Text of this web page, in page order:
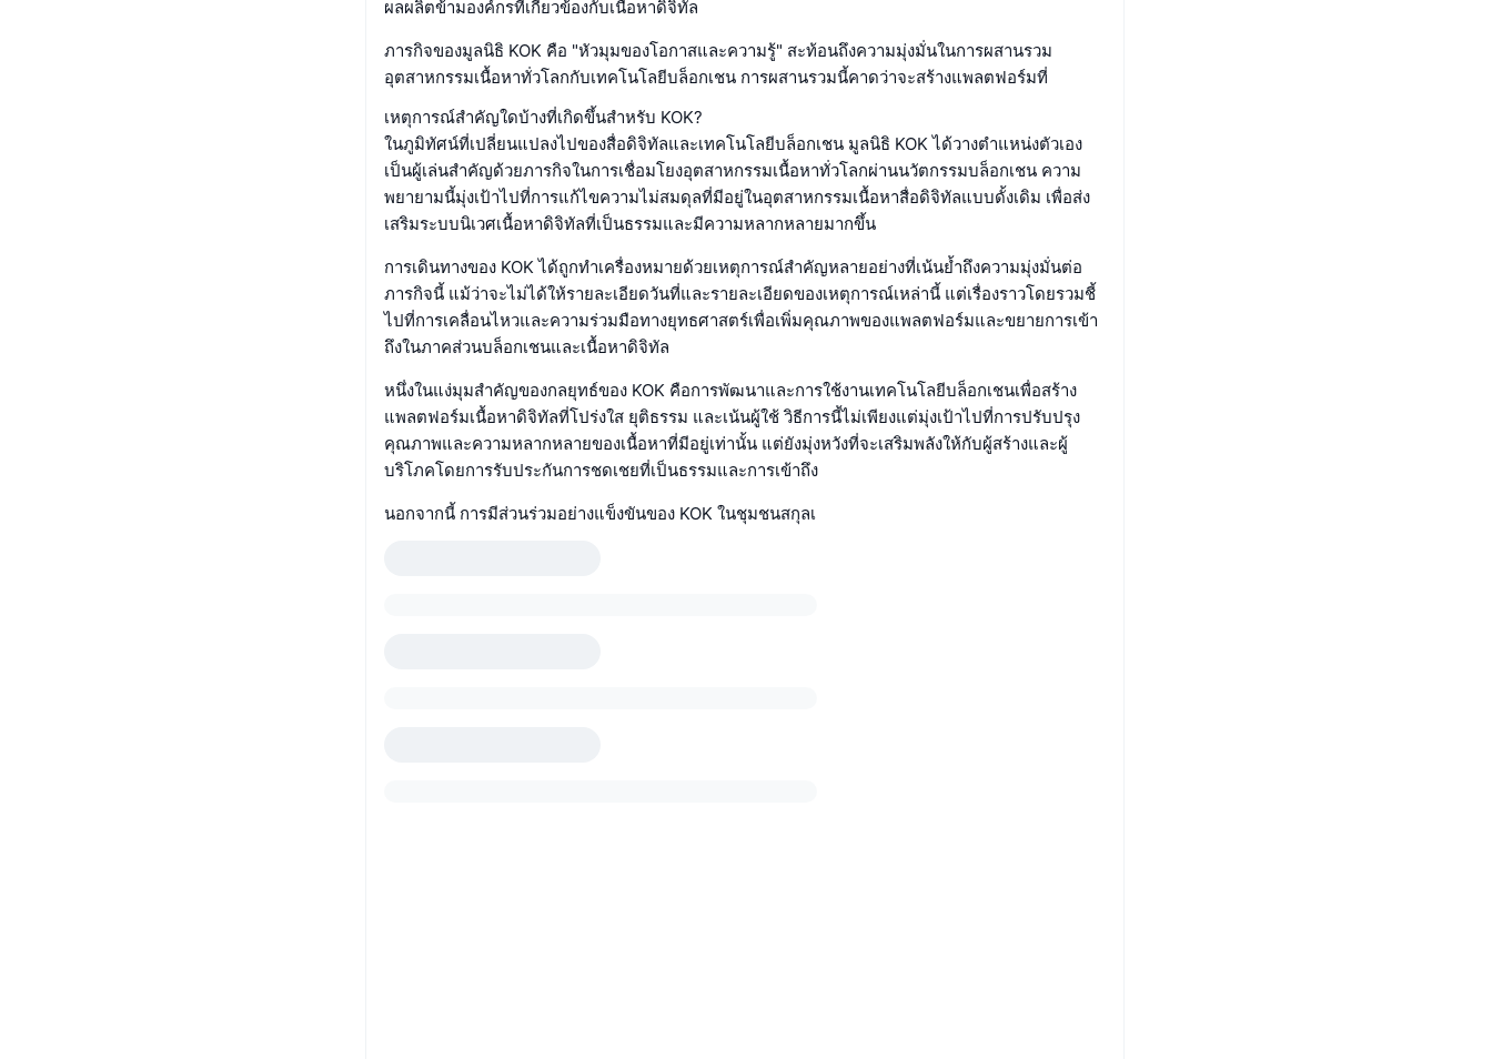
ผลผลิตข้ามองค์กรที่เกี่ยวข้องกับเนื้อหาดิจิทัล
ภารกิจของมูลนิธิ KOK คือ "หัวมุมของโอกาสและความรู้" สะท้อนถึงความมุ่งมั่นในการผสานรวม
อุตสาหกรรมเนื้อหาทั่วโลกกับเทคโนโลยีบล็อกเชน การผสานรวมนี้คาดว่าจะสร้างแพลตฟอร์มที่
เหตุการณ์สำคัญใดบ้างที่เกิดขึ้นสำหรับ KOK?
ในภูมิทัศน์ที่เปลี่ยนแปลงไปของสื่อดิจิทัลและเทคโนโลยีบล็อกเชน มูลนิธิ KOK ได้วางตำแหน่งตัวเอง
เป็นผู้เล่นสำคัญด้วยภารกิจในการเชื่อมโยงอุตสาหกรรมเนื้อหาทั่วโลกผ่านนวัตกรรมบล็อกเชน ความ
พยายามนี้มุ่งเป้าไปที่การแก้ไขความไม่สมดุลที่มีอยู่ในอุตสาหกรรมเนื้อหาสื่อดิจิทัลแบบดั้งเดิม เพื่อส่ง
เสริมระบบนิเวศเนื้อหาดิจิทัลที่เป็นธรรมและมีความหลากหลายมากขึ้น
การเดินทางของ KOK ได้ถูกทำเครื่องหมายด้วยเหตุการณ์สำคัญหลายอย่างที่เน้นย้ำถึงความมุ่งมั่นต่อ
ภารกิจนี้ แม้ว่าจะไม่ได้ให้รายละเอียดวันที่และรายละเอียดของเหตุการณ์เหล่านี้ แต่เรื่องราวโดยรวมชี้
ไปที่การเคลื่อนไหวและความร่วมมือทางยุทธศาสตร์เพื่อเพิ่มคุณภาพของแพลตฟอร์มและขยายการเข้า
ถึงในภาคส่วนบล็อกเชนและเนื้อหาดิจิทัล
หนึ่งในแง่มุมสำคัญของกลยุทธ์ของ KOK คือการพัฒนาและการใช้งานเทคโนโลยีบล็อกเชนเพื่อสร้าง
แพลตฟอร์มเนื้อหาดิจิทัลที่โปร่งใส ยุติธรรม และเน้นผู้ใช้ วิธีการนี้ไม่เพียงแต่มุ่งเป้าไปที่การปรับปรุง
คุณภาพและความหลากหลายของเนื้อหาที่มีอยู่เท่านั้น แต่ยังมุ่งหวังที่จะเสริมพลังให้กับผู้สร้างและผู้
บริโภคโดยการรับประกันการชดเชยที่เป็นธรรมและการเข้าถึง
นอกจากนี้ การมีส่วนร่วมอย่างแข็งขันของ KOK ในชุมชนสกุลเ